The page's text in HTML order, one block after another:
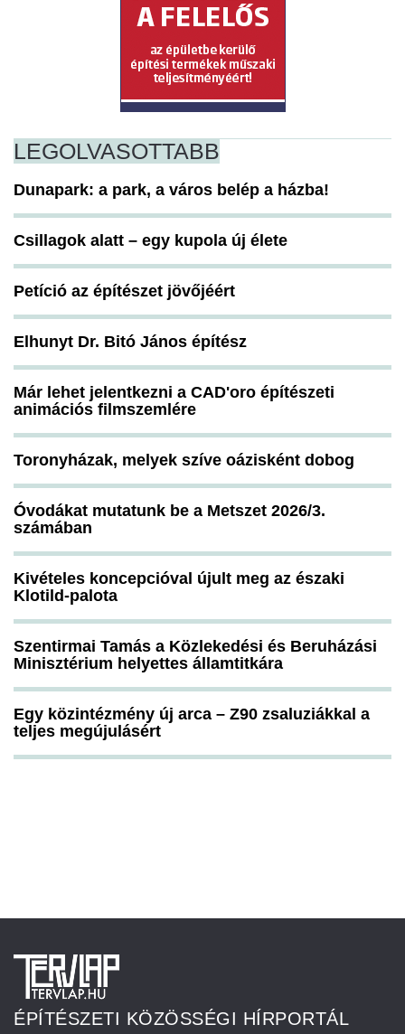
LEGOLVASOTTABB
Dunapark: a park, a város belép a házba!
Csillagok alatt – egy kupola új élete
Petíció az építészet jövőjéért
Elhunyt Dr. Bitó János építész
Már lehet jelentkezni a CAD'oro építészeti
animációs filmszemlére
Toronyházak, melyek szíve oázisként dobog
Óvodákat mutatunk be a Metszet 2026/3.
számában
Kivételes koncepcióval újult meg az északi
Klotild-palota
Szentirmai Tamás a Közlekedési és Beruházási
Minisztérium helyettes államtitkára
Egy közintézmény új arca – Z90 zsaluziákkal a
teljes megújulásért
ÉPÍTÉSZETI KÖZÖSSÉGI HÍRPORTÁL